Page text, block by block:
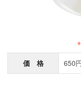
※
価 格 650